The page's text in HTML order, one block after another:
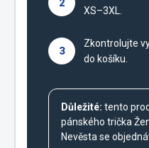
2
XS–3XL.
3
Zkontrolujte
do košíku.
Důležité: tento
pánského trička
Nevěsta se